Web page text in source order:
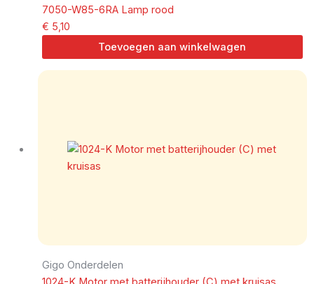
7050-W85-6RA Lamp rood
€ 5,10
Toevoegen aan winkelwagen
Gigo Onderdelen